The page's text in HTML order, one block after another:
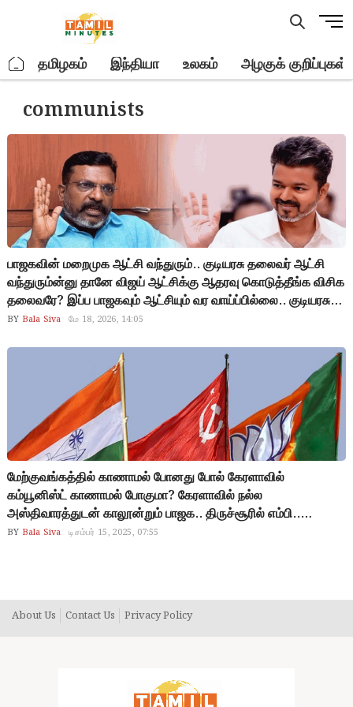
M
u
t
o
n
. தமிழகம் இந்தியா உலகம் அழகுக் குறிப்புகள்
communists
பாஜகவின் மறைமுக ஆட்சி வந்துரும்.. குடியரசு தலைவர் ஆட்சி
வந்துரும்ன்னு தானே விஜய் ஆட்சிக்கு ஆதரவு கொடுத்தீங்க விசிக
தலைவரே? இப்ப பாஜகவும் ஆட்சியும் வர வாய்ப்பில்லை.. குடியரசு
தலைவர் ஆட்சியும் வர வாய்ப்பில்லை.. நீங்க வெளியே போகலாமே?
தவெக கூட பயணம் செய்தால் தான் தமிழகத்தில் அரசியல் செய்ய
முடியும்.. இதை உணர்ந்திட்டீங்க.. அப்படித்தானே…
BY Bala Siva மே 18, 2026, 14:05
மேற்குவங்கத்தில் காணாமல் போனது போல் கேரளாவில்
கம்யூனிஸ்ட் காணாமல் போகுமா? கேரளாவில் நல்ல
அஸ்திவாரத்துடன் காலூன்றும் பாஜக.. திருச்சூரில் எம்பி..
திருவனந்தபுரத்தில் மேயர்.. 2026 சட்டமன்ற தேர்தலில்
BY Bala Siva டிசம்பர் 15, 2025, 07:55
About Us Contact Us Privacy Policy